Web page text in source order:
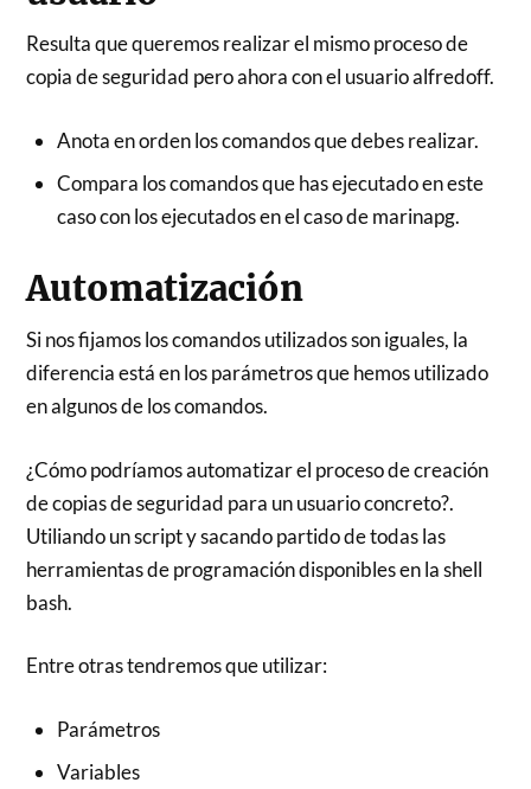
Resulta que queremos realizar el mismo proceso de
copia de seguridad pero ahora con el usuario alfredoff.
Anota en orden los comandos que debes realizar.
Compara los comandos que has ejecutado en este
caso con los ejecutados en el caso de marinapg.
Automatización
Si nos fijamos los comandos utilizados son iguales, la
diferencia está en los parámetros que hemos utilizado
en algunos de los comandos.
¿Cómo podríamos automatizar el proceso de creación
de copias de seguridad para un usuario concreto?.
Utiliando un script y sacando partido de todas las
herramientas de programación disponibles en la shell
bash.
Entre otras tendremos que utilizar:
Parámetros
Variables